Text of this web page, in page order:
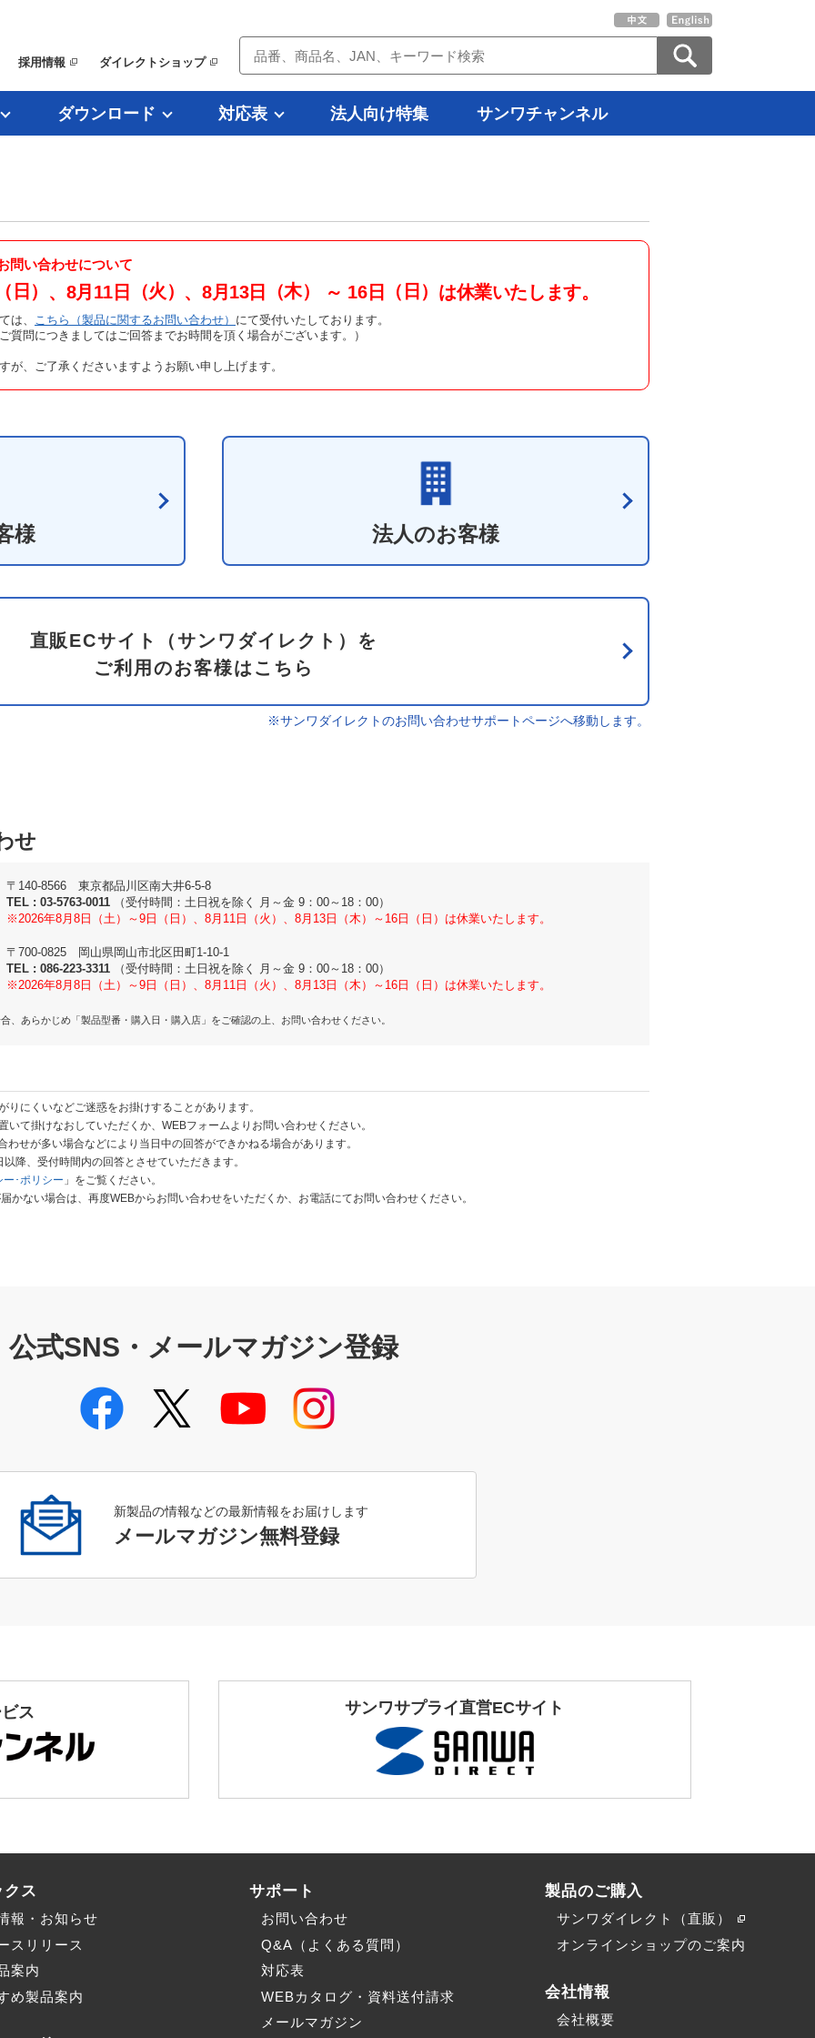
採用情報 ダイレクトショップ
ダウンロード 対応表 法人向け特集 サンワチャンネル
問い合わせについて
日） 、8月11日 （火） 、8月13日 （木） ～ 16日 （日） は休業いたします。
は、 こちら（製品に関するお問い合わせ） にて受付いたしております。
質問につきましてはご回答までお時間を頂く場合がございます。）
が、ご了承くださいますようお願い申し上げます。
様 法人のお客様
直販ECサイト（サンワダイレクト）を
ご利用のお客様はこちら
※サンワダイレクトのお問い合わせサポートページへ移動します。
せ
〒140-8566 東京都品川区南大井6-5-8
TEL :03-5763-0011
（受付時間：土日祝を除く 月～金 9：00～18：00）
※2026年8月8日（土）～9日（日）、8月11日（火）、8月13日（木）～16日（日）は休業いたします。
〒700-0825 岡山県岡山市北区田町1-10-1
TEL :086-223-3311
（受付時間：土日祝を除く 月～金 9：00～18：00）
※2026年8月8日（土）～9日（日）、8月11日（火）、8月13日（木）～16日（日）は休業いたします。
あらかじめ「製品型番・購入日・購入店」をご確認の上、お問い合わせください。
にくいなどご迷惑をお掛けすることがあります。
て掛けなおしていただくか、WEBフォームよりお問い合わせください。
せが多い場合などにより当日中の回答ができかねる場合があります。
降、受付時間内の回答とさせていただきます。
･ポリシー 」をご覧ください。
ない場合は、再度WEBからお問い合わせをいただくか、お電話にてお問い合わせください。
公式SNS・メールマガジン登録
新製品の情報などの最新情報をお届けします
メールマガジン無料登録
ス サンワサプライ直営ECサイト
クス
報・お知らせ
スリリース
案内
め製品案内
サポート
お問い合わせ
Q&A（よくある質問）
対応表
WEBカタログ・資料送付請求
メールマガジン
製品のご購入
サンワダイレクト（直販）
オンラインショップのご案内
会社情報
会社概要